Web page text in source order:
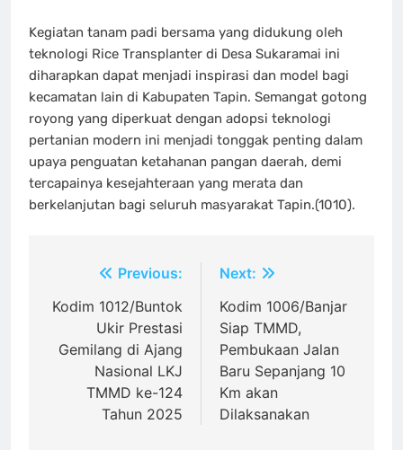
Kegiatan tanam padi bersama yang didukung oleh
teknologi Rice Transplanter di Desa Sukaramai ini
diharapkan dapat menjadi inspirasi dan model bagi
kecamatan lain di Kabupaten Tapin. Semangat gotong
royong yang diperkuat dengan adopsi teknologi
pertanian modern ini menjadi tonggak penting dalam
upaya penguatan ketahanan pangan daerah, demi
tercapainya kesejahteraan yang merata dan
berkelanjutan bagi seluruh masyarakat Tapin.(1010).
Navigasi
pos
Previous:
Kodim 1012/Buntok
Ukir Prestasi
Gemilang di Ajang
Nasional LKJ
TMMD ke-124
Tahun 2025
Next:
Kodim 1006/Banjar
Siap TMMD,
Pembukaan Jalan
Baru Sepanjang 10
Km akan
Dilaksanakan